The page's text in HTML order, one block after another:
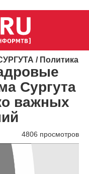
/ Политика
Сургута
важных
4806 просмотров